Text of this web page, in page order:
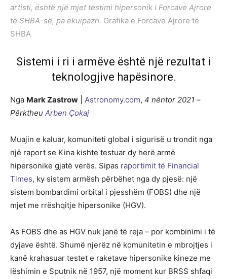
artisti, është një mjet testimi hipersonik i Forcave Ajrore
të SHBA-së, pa ekuipazh. Grafika e Forcave Ajrore të
SHBA
Sistemi i ri i armëve është një rezultat i
teknologjive hapësinore.
Nga Mark Zastrow Astronomy.com, 4 nëntor 2021 –
Përktheu Arben Çokaj
Muajin e kaluar, komuniteti global i sigurisë u trondit nga
një raport se Kina kishte testuar dy herë armë
hipersonike gjatë verës. Sipas raportimit të Financial
Times, ky sistem armësh përbëhet nga dy pjesë: një
sistem bombardimi orbital i pjesshëm (FOBS) dhe një
mjet me rrëshqitje hipersonike (HGV).
As FOBS dhe as HGV nuk janë të reja – por kombinimi i të
dyjave është. Shumë njerëz në komunitetin e mbrojtjes i
kanë krahasuar testet e raketave hipersonike kineze me
lëshimin e Sputnik në 1957, një moment kur BRSS shfaqi